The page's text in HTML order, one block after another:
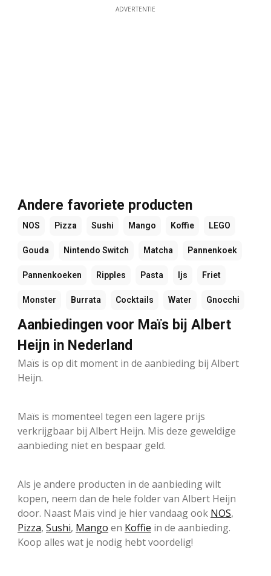
ADVERTENTIE
Andere favoriete producten
NOS Pizza Sushi Mango Koffie LEGO
Gouda Nintendo Switch Matcha Pannenkoek
Pannenkoeken Ripples Pasta Ijs Friet
Monster Burrata Cocktails Water Gnocchi
Aanbiedingen voor Maïs bij Albert
Heijn in Nederland
Maïs is op dit moment in de aanbieding bij Albert
Heijn.
Maïs is momenteel tegen een lagere prijs
verkrijgbaar bij Albert Heijn. Mis deze geweldige
aanbieding niet en bespaar geld.
Als je andere producten in de aanbieding wilt
kopen, neem dan de hele folder van Albert Heijn
door. Naast Maïs vind je hier vandaag ook NOS,
Pizza, Sushi, Mango en Koffie in de aanbieding.
Koop alles wat je nodig hebt voordelig!